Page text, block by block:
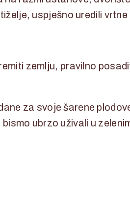
uspješno uredili
zemlju, pravilno
za svoje šarene
ubrzo uživali u